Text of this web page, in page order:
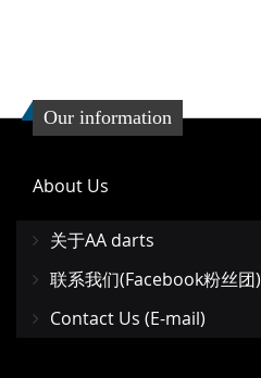
Our information
About Us
关于AA darts
联系我们(Facebook粉丝团)
Contact Us (E-mail)